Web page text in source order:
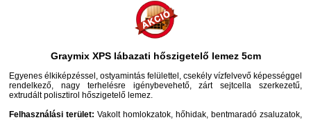
Graymix XPS lábazati hőszigetelő lemez 5cm
Egyenes élkiképzéssel, ostyamintás felülettel, csekély vízfelvevő képességgel
rendelkező, nagy terhelésre igénybevehető, zárt sejtcella szerkezetű,
extrudált polisztirol hőszigetelő lemez.
Felhasználási terület: Vakolt homlokzatok, hőhidak, bentmaradó zsaluzatok,